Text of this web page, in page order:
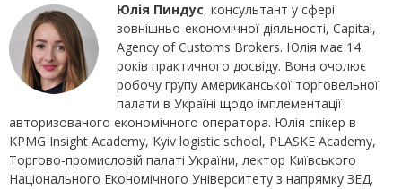
Юлія Пиндус, консультант у сфері
зовнішньо-економічної діяльності, Capital,
Agency of Customs Brokers. Юлія має 14
років практичного досвіду. Вона очолює
робочу групу Американської торговельної
палати в Україні щодо імплементації
авторизованого економічного оператора. Юлія спікер в
KPMG Insight Academy, Kyiv logistic school, PLASKE Academy,
Торгово-промисловій палаті України, лектор Київського
Національного Економічного Університету з напрямку ЗЕД.